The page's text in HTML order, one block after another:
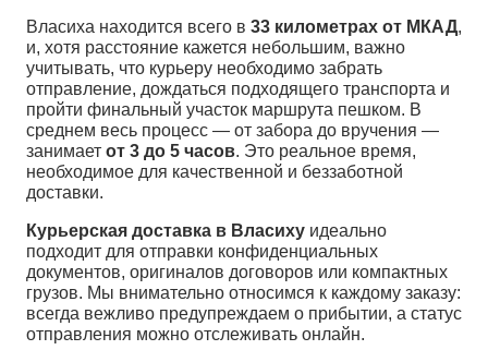
Власиха находится всего в 33 километрах от МКАД,
и, хотя расстояние кажется небольшим, важно
учитывать, что курьеру необходимо забрать
отправление, дождаться подходящего транспорта и
пройти финальный участок маршрута пешком. В
среднем весь процесс — от забора до вручения —
занимает от 3 до 5 часов. Это реальное время,
необходимое для качественной и беззаботной
доставки.
Курьерская доставка в Власиху идеально
подходит для отправки конфиденциальных
документов, оригиналов договоров или компактных
грузов. Мы внимательно относимся к каждому заказу:
всегда вежливо предупреждаем о прибытии, а статус
отправления можно отслеживать онлайн.